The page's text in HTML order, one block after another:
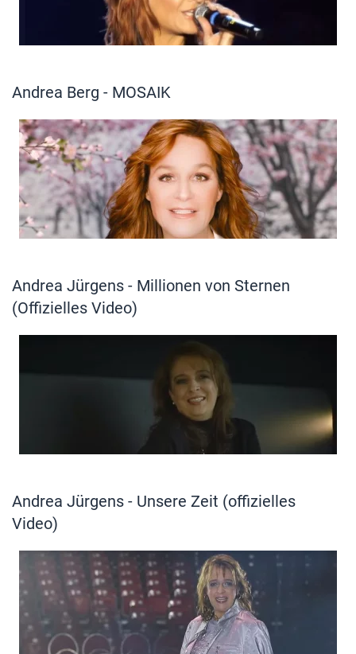
Andrea Berg - MOSAIK
Andrea Jürgens - Millionen von Sternen
(Offizielles Video)
Andrea Jürgens - Unsere Zeit (offizielles
Video)